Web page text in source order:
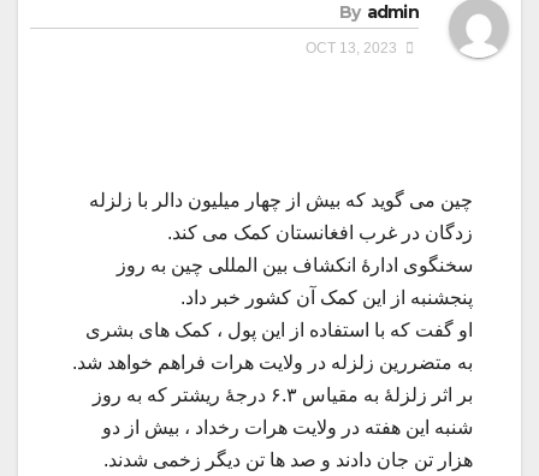
By admin
چین می گوید که بیش از چهار میلیون دالر با زلزله
زدگان در غرب افغانستان کمک می کند.
سخنگوی ادارۀ انکشاف بین المللی چین به روز
پنجشنبه از این کمک آن کشور خبر داد.
او گفت که با استفاده از این پول ، کمک های بشری
به متضررین زلزله در ولایت هرات فراهم خواهد شد.
بر اثر زلزلۀ به مقیاس ۶.۳ درجۀ ریشتر که به روز
شنبه این هفته در ولایت هرات رخداد ، بیش از دو
هزار تن جان دادند و صد ها تن دیگر زخمی شدند.